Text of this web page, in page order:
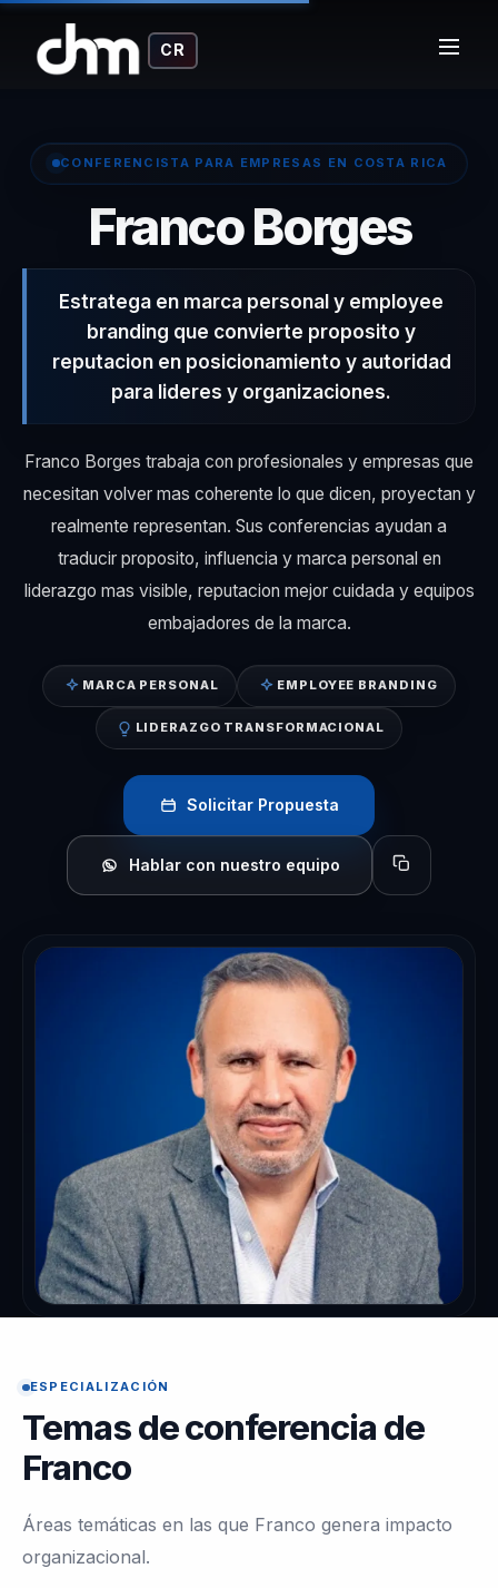
CR
CONFERENCISTA PARA EMPRESAS EN COSTA RICA
Franco Borges–
Estratega en marca personal y employee
branding que convierte proposito y
reputacion en posicionamiento y autoridad
para lideres y organizaciones.
Franco Borges trabaja con profesionales y empresas que
necesitan volver mas coherente lo que dicen, proyectan y
realmente representan. Sus conferencias ayudan a
traducir proposito, influencia y marca personal en
liderazgo mas visible, reputacion mejor cuidada y equipos
embajadores de la marca.
MARCA PERSONAL EMPLOYEE BRANDING
LIDERAZGO TRANSFORMACIONAL
Solicitar Propuesta
Hablar con nuestro equipo Copiar perfil
ESPECIALIZACIÓN
Temas de conferencia de
Franco
Áreas temáticas en las que Franco genera impacto
organizacional.